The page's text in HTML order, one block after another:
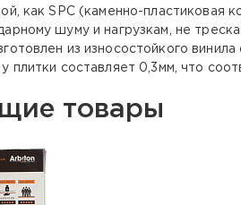
как SPC (каменно-пластиковая
шуму и нагрузкам, не
из износостойкого
плитки составляет 0,3мм, что
товары